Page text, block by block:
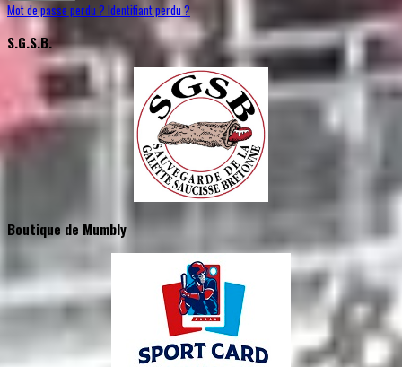
Mot de passe perdu ? Identifiant perdu ?
S.G.S.B.
Boutique de Mumbly